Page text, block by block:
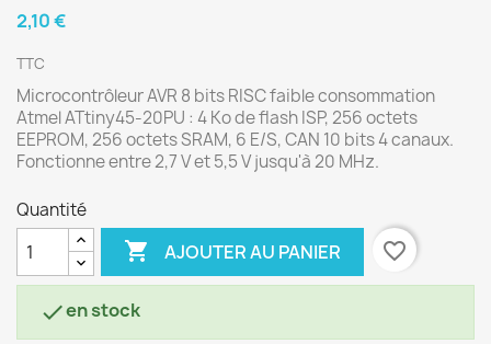
2,10 €
TTC
Microcontrôleur AVR 8 bits RISC faible consommation
Atmel ATtiny45-20PU : 4 Ko de flash ISP, 256 octets
EEPROM, 256 octets SRAM, 6 E/S, CAN 10 bits 4 canaux.
Fonctionne entre 2,7 V et 5,5 V jusqu'à 20 MHz.
Quantité
 AJOUTER AU PANIER favorite_border
en stock